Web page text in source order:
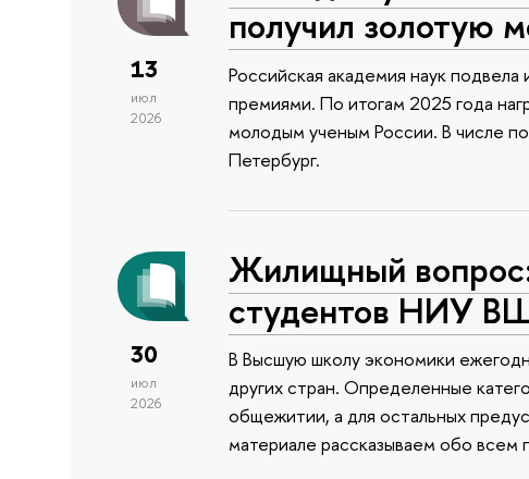
13
июл
2026
получил золотую
Российская академия наук
премиями. По итогам 2025 года
молодым ученым России. В числе
Петербург.
30
июл
2026
Жилищный
студентов НИУ
В Высшую школу экономики
других стран. Определенные
общежитии, а для остальных
материале рассказываем обо всем